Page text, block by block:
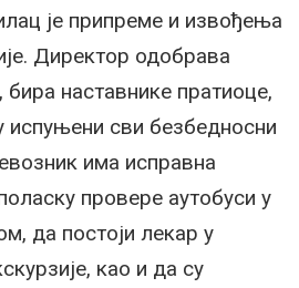
је припреме и извођења
Директор одобрава
наставнике пратиоце,
испуњени сви безбедносни
има исправна
провере аутобуси у
да постоји лекар у
као и да су